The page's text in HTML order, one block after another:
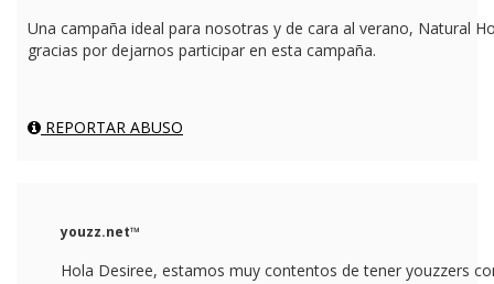
Una campaña ideal para nosotras y de cara al verano, Natural
gracias por dejarnos participar en esta campaña.
REPORTAR ABUSO
youzz.net™
Hola Desiree, estamos muy contentos de tener youzzers